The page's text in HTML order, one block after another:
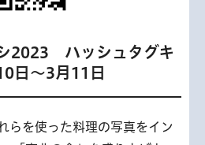
2023 ハッシュタグキ
日～3月11日
らを使った料理の写真をイン